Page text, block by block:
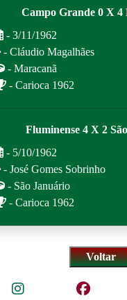
Campo Grande 0 X 4
- 3/11/1962
- Cláudio Magalhães
- Maracanã
- Carioca 1962
Fluminense 4 X 2
- 5/10/1962
- José Gomes Sobrinho
- São Januário
- Carioca 1962